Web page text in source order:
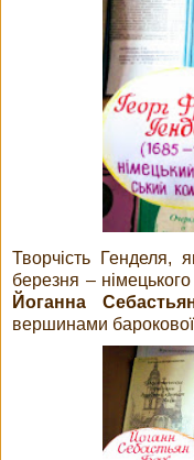
Творчість Генделя,
березня –
Йоганна
вершинами